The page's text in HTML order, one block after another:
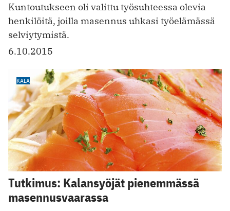
Kuntoutukseen oli valittu työsuhteessa olevia
henkilöitä, joilla masennus uhkasi työelämässä
selviytymistä.
6.10.2015
KALA
Tutkimus: Kalansyöjät pienemmässä
masennusvaarassa